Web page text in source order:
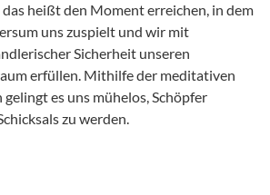
heißt den Moment erreichen, in dem
uns zuspielt und wir mit
Sicherheit unseren
erfüllen. Mithilfe der meditativen
gelingt es uns mühelos, Schöpfer
zu werden.